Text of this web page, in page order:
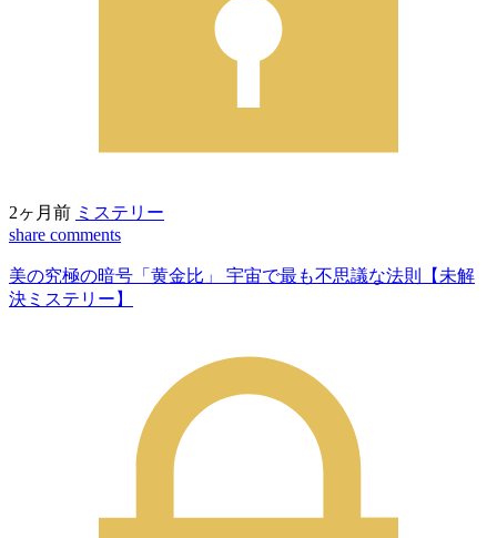
2ヶ月前 ミステリー
share comments
美の究極の暗号「黄金比」 宇宙で最も不思議な法則【未解
決ミステリー】